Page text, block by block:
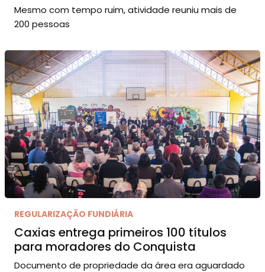
Mesmo com tempo ruim, atividade reuniu mais de
200 pessoas
REGULARIZAÇÃO FUNDIÁRIA
Caxias entrega primeiros 100 títulos
para moradores do Conquista
Documento de propriedade da área era aguardado